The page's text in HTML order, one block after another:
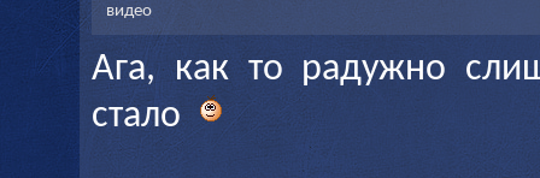
видео
Ага, как то радужно
стало